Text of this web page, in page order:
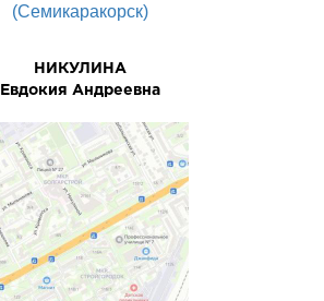
(Семикаракорск)
НИКУЛИНА
Евдокия Андреевна